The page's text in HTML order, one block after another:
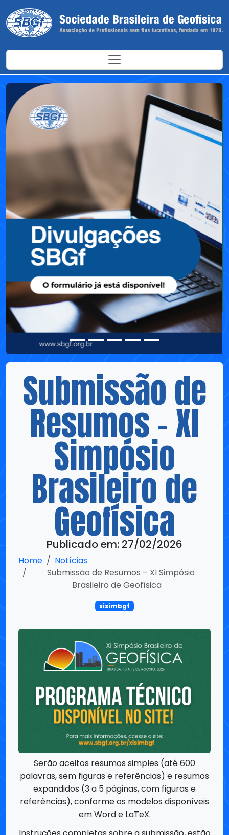
Antes
Submissão de
Resumos – XI
Simpósio
Brasileiro de
Geofísica
Publicado em: 27/02/2026
Notícias
Submissão de Resumos – XI Simpósio
Brasileiro de Geofísica
Serão aceitos resumos simples (até 600
palavras, sem figuras e referências) e resumos
expandidos (3 a 5 páginas, com figuras e
referências), conforme os modelos disponíveis
em Word e LaTeX.
Instruções completas sobre a submissão, estão
disponíveis no site.